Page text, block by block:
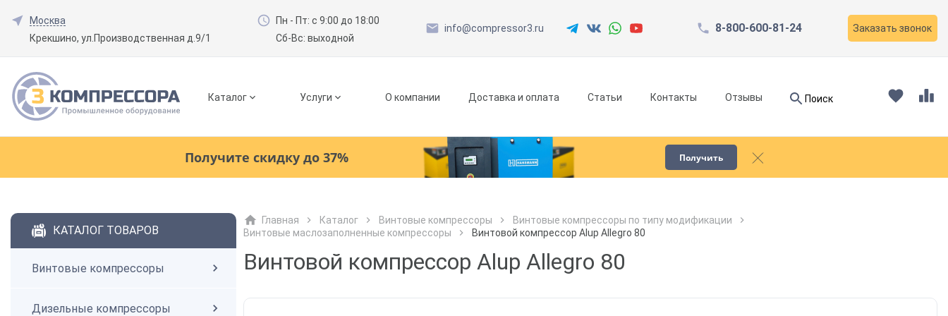
Москва
Крекшино, ул.Производственная д.9/1
Пн - Пт: с 9:00 до 18:00
Сб-Вс: выходной
info@compressor3.ru 8-800-600-81-24 Заказать звонок
Каталог
Рефрижераторные осушители
Адсорбционные осушители
Услуги О компании Доставка и оплата Статьи Контакты Отзывы Поиск
Получите скидку до 37% Получить
Смотреть все товары(0)
КАТАЛОГ ТОВАРОВ
Винтовые компрессоры
Дизельные компрессоры
Главная Каталог Винтовые компрессоры
Винтовые компрессоры по типу модификации
Винтовые маслозаполненные компрессоры
Винтовой компрессор Alup Allegro 80
Винтовой компрессор Alup Allegro 80
Как к Вам обращаться?
Телефон
Как к Вам обращаться?
Телефон
Город доставки
Как к Вам обращаться?
Как к Вам обращаться?